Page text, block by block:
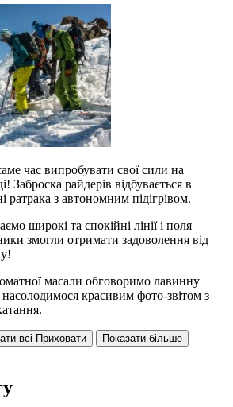
час випробувати свої сили на
Заброска райдерів відбувається в
ратрака з автономним підігрівом.
широкі та спокійні лінії і поля
змогли отримати задоволення від
масали обговоримо лавинну
насолодимося красивим фото-звітом з
всі Приховати Показати більше